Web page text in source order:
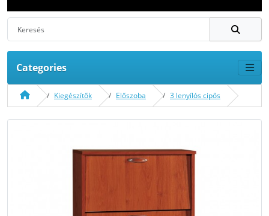
Categories
Kiegészítők Előszoba 3 lenyílós cipős